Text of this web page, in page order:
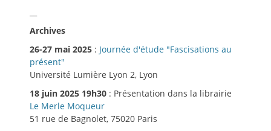
Archives
26-27 mai 2025 : Journée d'étude "Fascisations au
présent"
Université Lumière Lyon 2, Lyon
18 juin 2025 19h30 : Présentation dans la librairie
Le Merle Moqueur
51 rue de Bagnolet, 75020 Paris